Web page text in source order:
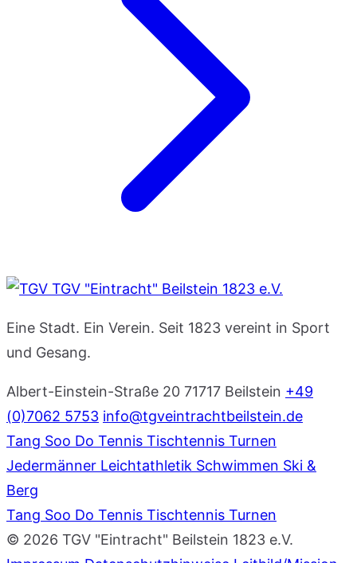
TGV "Eintracht" Beilstein 1823 e.V.
Eine Stadt. Ein Verein. Seit 1823 vereint in Sport
und Gesang.
Albert-Einstein-Straße 20 71717 Beilstein +49
(0)7062 5753 info@tgveintrachtbeilstein.de
Tang Soo Do Tennis Tischtennis Turnen
Jedermänner Leichtathletik Schwimmen Ski &
Berg
Tang Soo Do Tennis Tischtennis Turnen
© 2026 TGV "Eintracht" Beilstein 1823 e.V.